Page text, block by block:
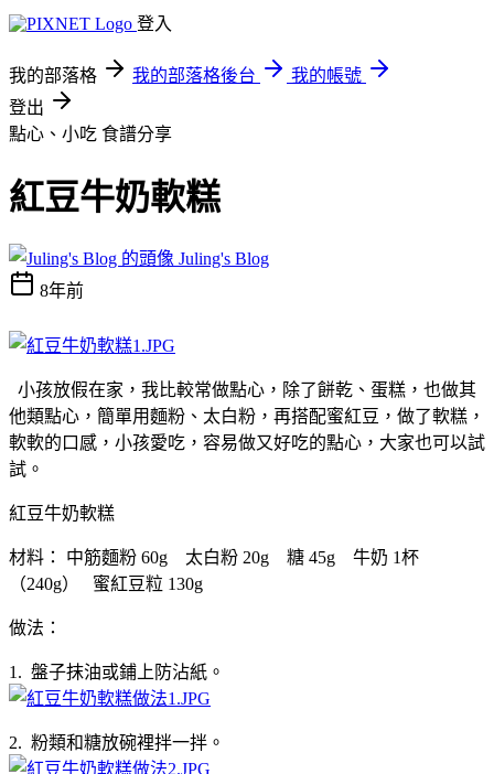
登入
我的部落格 我的部落格後台
我的帳號
登出
點心、小吃 食譜分享
紅豆牛奶軟糕
Juling's Blog
8年前
小孩放假在家，我比較常做點心，除了餅乾、蛋糕，也做其
他類點心，簡單用麵粉、太白粉，再搭配蜜紅豆，做了軟糕，
軟軟的口感，小孩愛吃，容易做又好吃的點心，大家也可以試
試。
紅豆牛奶軟糕
材料： 中筋麵粉 60g 太白粉 20g 糖 45g 牛奶 1杯
（240g） 蜜紅豆粒 130g
做法：
1. 盤子抹油或鋪上防沾紙。
2. 粉類和糖放碗裡拌一拌。